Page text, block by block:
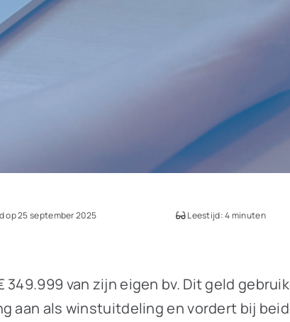
op 25 september 2025 Leestijd: 4 minuten
van zijn eigen bv. Dit geld
aan als winstuitdeling en vordert bij